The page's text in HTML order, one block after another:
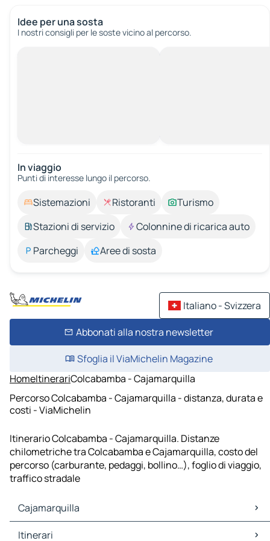
Idee per una sosta
I nostri consigli per le soste vicino al percorso.
In viaggio
Punti di interesse lungo il percorso.
Sistemazioni Ristoranti
Turismo
Stazioni di servizio
Colonnine di ricarica auto
Parcheggi
Aree di sosta
Italiano - Svizzera
Abbonati alla nostra newsletter
Sfoglia il ViaMichelin Magazine
HomeItinerariColcabamba - Cajamarquilla
Percorso Colcabamba - Cajamarquilla - distanza, durata e
costi - ViaMichelin
Itinerario Colcabamba - Cajamarquilla. Distanze
chilometriche tra Colcabamba e Cajamarquilla, costo del
percorso (carburante, pedaggi, bollino…), foglio di viaggio,
traffico stradale
Cajamarquilla
Cajamarquilla Mappe Piantine
Itinerari